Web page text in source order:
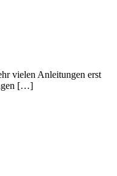
vielen Anleitungen erst
[…]